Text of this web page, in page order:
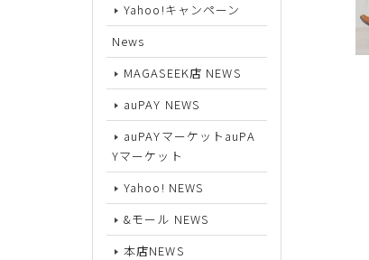
Yahoo!キャンペーン
News
MAGASEEK店 NEWS
auPAY NEWS
auPAYマーケットauPA
Yマーケット
Yahoo! NEWS
&モール NEWS
本店NEWS
23.5cm
24cm
24.5cm
25cm
26cm
26.5cm